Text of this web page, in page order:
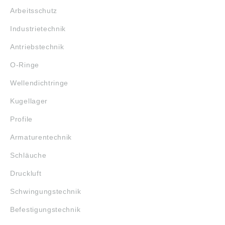
Arbeitsschutz
Industrietechnik
Antriebstechnik
O-Ringe
Wellendichtringe
Kugellager
Profile
Armaturentechnik
Schläuche
Druckluft
Schwingungstechnik
Befestigungstechnik